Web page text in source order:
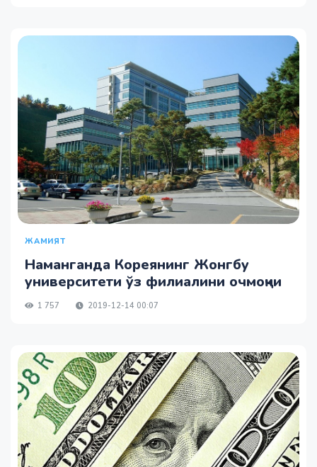
ЖАМИЯТ
Наманганда Кореянинг Жонгбу
университети ўз филиалини очмоқчи
1 757 2019-12-14 00:07